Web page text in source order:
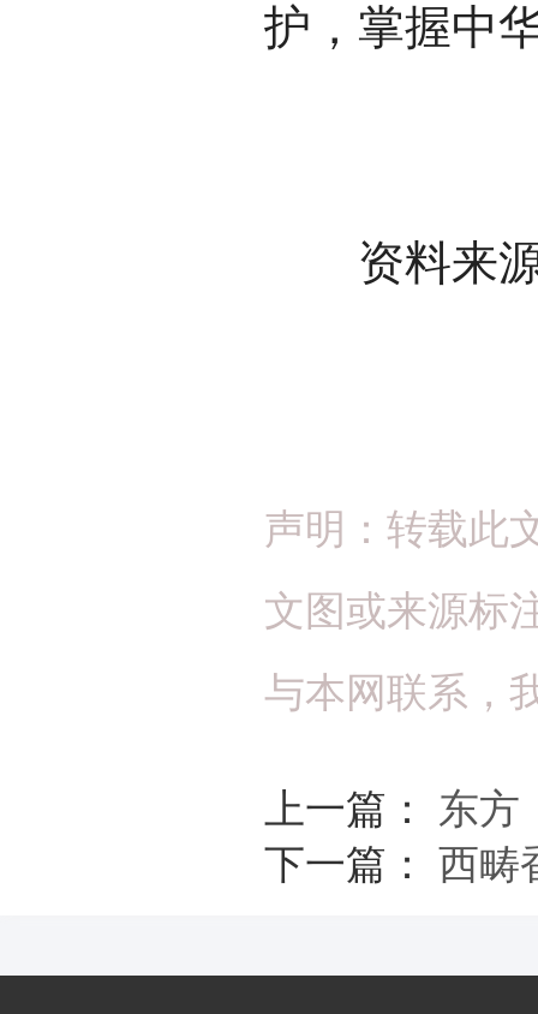
护，掌握中
资料来源
声明：转载此
文图或来源标
与本网联系，
上一篇： 东方
下一篇： 西畴